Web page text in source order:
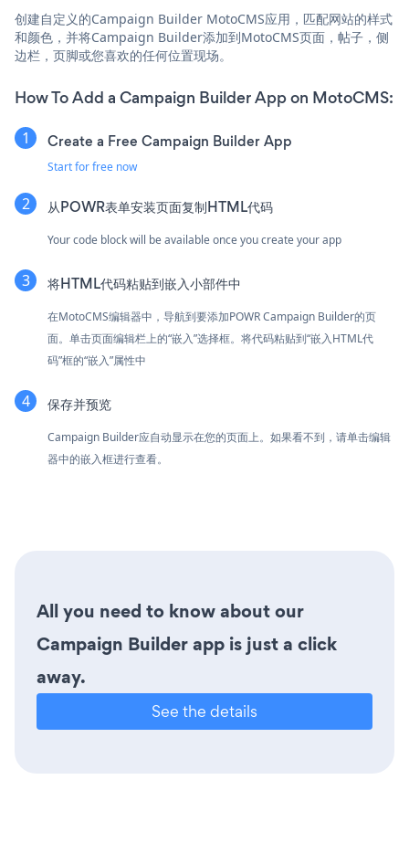
创建自定义的Campaign Builder MotoCMS应用，匹配网站的样式
和颜色，并将Campaign Builder添加到MotoCMS页面，帖子，侧
边栏，页脚或您喜欢的任何位置现场。
How To Add a Campaign Builder App on MotoCMS:
Create a Free Campaign Builder App
Start for free now
从POWR表单安装页面复制HTML代码
Your code block will be available once you create your app
将HTML代码粘贴到嵌入小部件中
在MotoCMS编辑器中，导航到要添加POWR Campaign Builder的页
面。单击页面编辑栏上的“嵌入”选择框。将代码粘贴到“嵌入HTML代
码”框的“嵌入”属性中
保存并预览
Campaign Builder应自动显示在您的页面上。如果看不到，请单击编辑
器中的嵌入框进行查看。
All you need to know about our
Campaign Builder app is just a click
away.
See the details